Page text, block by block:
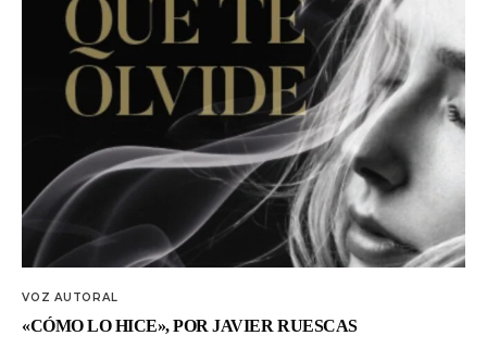
VOZ AUTORAL
«CÓMO LO HICE», POR JAVIER RUESCAS